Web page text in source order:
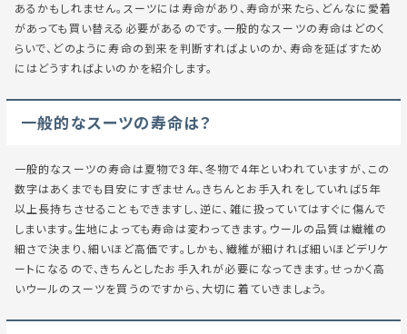
あるかもしれません。スーツには寿命があり、寿命が来たら、どんなに愛着
があっても買い替える必要があるのです。一般的なスーツの寿命はどのく
らいで、どのように寿命の到来を判断すればよいのか、寿命を延ばすため
にはどうすればよいのかを紹介します。
一般的なスーツの寿命は？
一般的なスーツの寿命は夏物で3年、冬物で4年といわれていますが、この
数字はあくまでも目安にすぎません。きちんとお手入れをしていれば5年
以上長持ちさせることもできますし、逆に、雑に扱っていてはすぐに傷んで
しまいます。生地によっても寿命は変わってきます。ウールの品質は繊維の
細さで決まり、細いほど高価です。しかも、繊維が細ければ細いほどデリケ
ートになるので、きちんとしたお手入れが必要になってきます。せっかく高
いウールのスーツを買うのですから、大切に着ていきましょう。